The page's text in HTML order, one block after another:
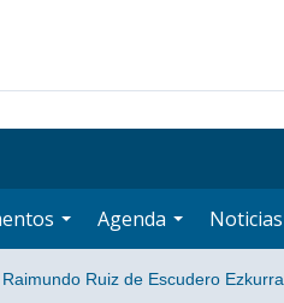
Agenda Noticias
Raimundo Ruiz de Escudero Ezkurra